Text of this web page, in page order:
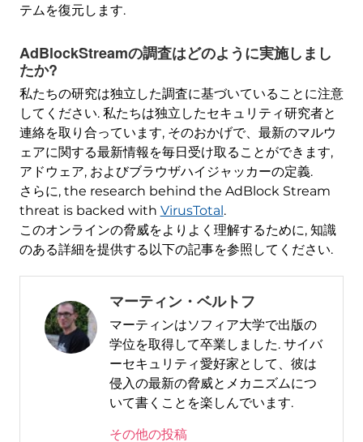
テムを復元します.
AdBlockStreamの調査はどのように実施しまし
たか?
私たちの研究は独立した調査に基づいていることに注意
してください. 私たちは独立したセキュリティ研究者と
連絡を取り合っています, そのおかげで、最新のマルウ
ェアに関する最新情報を毎日受け取ることができます,
アドウェア, およびブラウザハイジャッカーの定義.
さらに, the research behind the AdBlock Stream
threat is backed with VirusTotal .
このオンラインの脅威をよりよく理解するために, 知識
のある詳細を提供する以下の記事を参照してください.
マーティン・ベルトフ
マーティンはソフィア大学で出版の
学位を取得して卒業しました. サイバ
ーセキュリティ愛好家として、彼は
侵入の最新の脅威とメカニズムにつ
いて書くことを楽しんでいます.
その他の投稿